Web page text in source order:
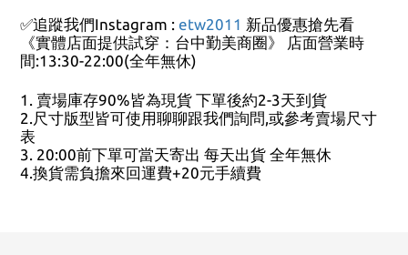
✅追蹤我們Instagram : etw2011 新品優惠搶先看
《實體店面提供試穿：台中勤美商圈》 店面營業時
間:13:30-22:00(全年無休)
1. 賣場庫存90%皆為現貨 下單後約2-3天到貨
2.尺寸版型皆可使用聊聊跟我們詢問,或參考賣場尺寸
表
3. 20:00前下單可當天寄出 每天出貨 全年無休
4.換貨需負擔來回運費+20元手續費